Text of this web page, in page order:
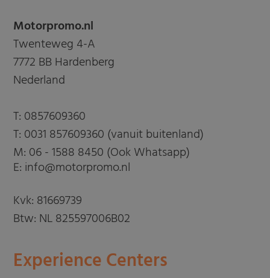
Motorpromo.nl
Twenteweg 4-A
7772 BB Hardenberg
Nederland
T: 0857609360
T: 0031 857609360 (vanuit buitenland)
M: 06 - 1588 8450 (Ook Whatsapp)
E: info@motorpromo.nl
Kvk: 81669739
Btw: NL 825597006B02
Experience Centers